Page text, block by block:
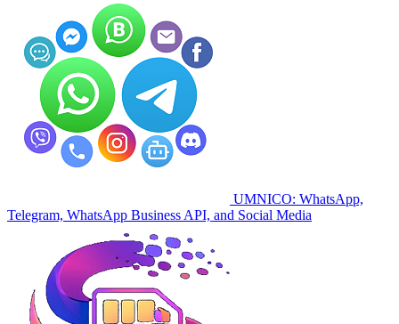
UMNICO: WhatsApp,
Telegram, WhatsApp Business API, and Social Media